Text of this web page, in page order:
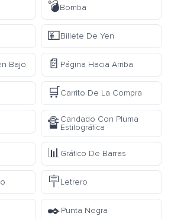
💣Bomba
💴Billete De Yen
Bajo 📄 Página Hacia Arriba
🛒 Carrito De La Compra
🔏Candado Con Pluma
Estilográfica
📊Gráfico De Barras
🪧 Letrero
✒️Punta Negra